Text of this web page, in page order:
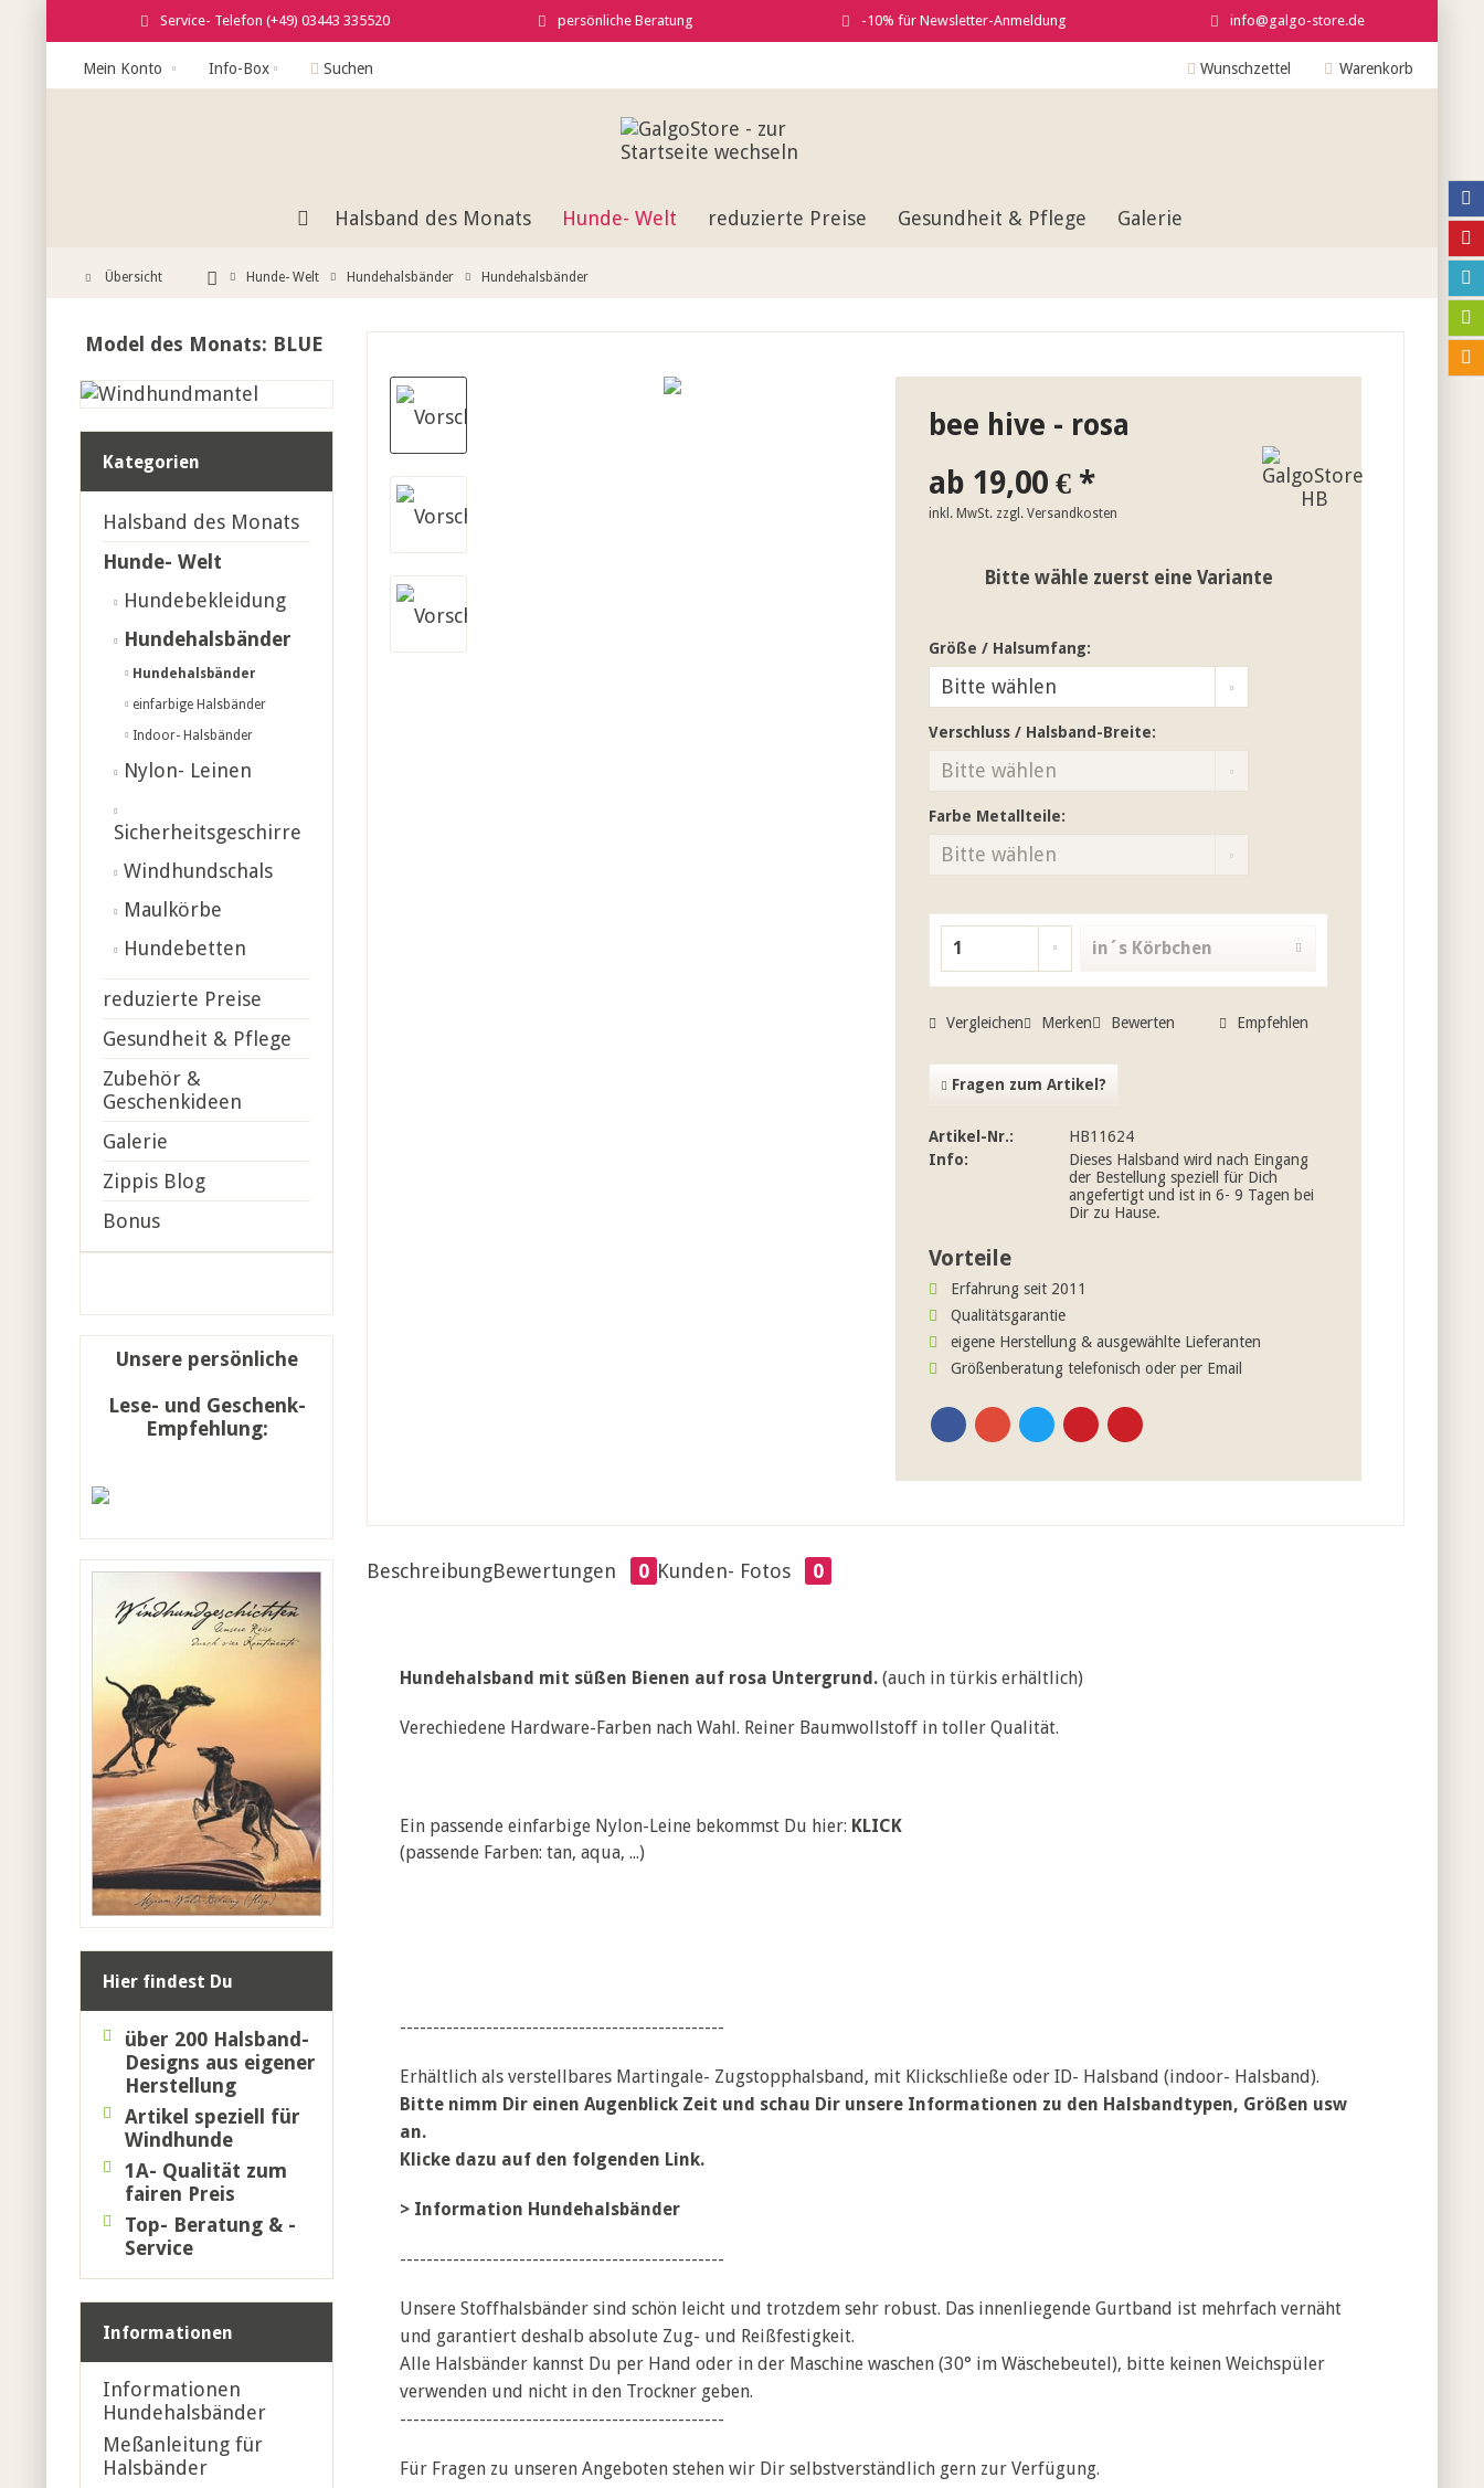
Service- Telefon (+49) 03443 335520 persönliche Beratung -10% für Newsletter-Anmeldung info@galgo-store.de
Warenkorb
Wunschzettel
Mein Konto Info-Box Suchen
Halsband des Monats Hunde- Welt reduzierte Preise Gesundheit & Pflege Galerie
Übersicht Hunde- Welt Hundehalsbänder Hundehalsbänder
Model des Monats: BLUE
Kategorien
Halsband des Monats
Hunde- Welt
Hundebekleidung
Hundehalsbänder
Hundehalsbänder
einfarbige Halsbänder
Indoor- Halsbänder
Nylon- Leinen
Sicherheitsgeschirre
Windhundschals
Maulkörbe
Hundebetten
reduzierte Preise
Gesundheit & Pflege
Zubehör &
Geschenkideen
Galerie
Zippis Blog
Bonus
Unsere persönliche
Lese- und Geschenk-
Empfehlung:
Hier findest Du
über 200 Halsband-
Designs aus eigener
Herstellung
Artikel speziell für
Windhunde
1A- Qualität zum
fairen Preis
Top- Beratung & -
Service
Informationen
Informationen
Hundehalsbänder
Meßanleitung für
Halsbänder
bee hive - rosa
ab 19,00 € *
inkl. MwSt. zzgl. Versandkosten
Bitte wähle zuerst eine Variante
Größe / Halsumfang:
Verschluss / Halsband-Breite:
Farbe Metallteile:
in´s Körbchen
Vergleichen Merken Bewerten Empfehlen
Fragen zum Artikel?
Artikel-Nr.:
HB11624
Info:
Dieses Halsband wird nach Eingang
der Bestellung speziell für Dich
angefertigt und ist in 6- 9 Tagen bei
Dir zu Hause.
Vorteile
Erfahrung seit 2011
Qualitätsgarantie
eigene Herstellung & ausgewählte Lieferanten
Größenberatung telefonisch oder per Email
BeschreibungBewertungen 0 Kunden- Fotos 0
Hundehalsband mit süßen Bienen auf rosa Untergrund. (auch in türkis erhältlich)
Verechiedene Hardware-Farben nach Wahl. Reiner Baumwollstoff in toller Qualität.
Ein passende einfarbige Nylon-Leine bekommst Du hier: KLICK
(passende Farben: tan, aqua, ...)
-------------------------------------------------
Erhältlich als verstellbares Martingale- Zugstopphalsband, mit Klickschließe oder ID- Halsband (indoor- Halsband).
Bitte nimm Dir einen Augenblick Zeit und schau Dir unsere Informationen zu den Halsbandtypen, Größen usw
an.
Klicke dazu auf den folgenden Link.
> Information Hundehalsbänder
-------------------------------------------------
Unsere Stoffhalsbänder sind schön leicht und trotzdem sehr robust. Das innenliegende Gurtband ist mehrfach vernäht
und garantiert deshalb absolute Zug- und Reißfestigkeit.
Alle Halsbänder kannst Du per Hand oder in der Maschine waschen (30° im Wäschebeutel), bitte keinen Weichspüler
verwenden und nicht in den Trockner geben.
-------------------------------------------------
Für Fragen zu unseren Angeboten stehen wir Dir selbstverständlich gern zur Verfügung.